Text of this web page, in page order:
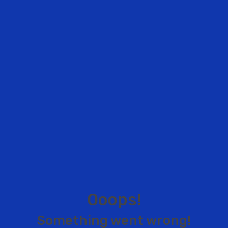
Ooops!
Something went wrong!